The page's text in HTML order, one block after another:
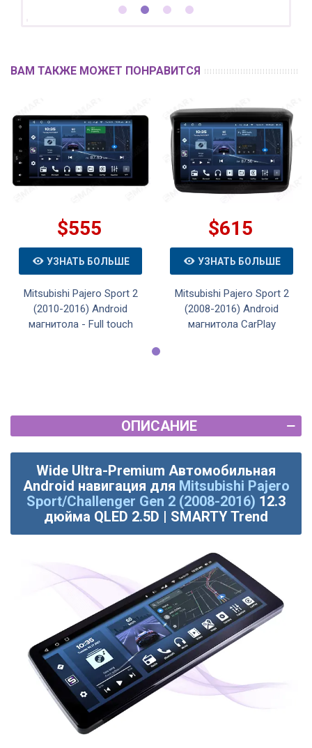
ВАМ ТАКЖЕ МОЖЕТ ПОНРАВИТСЯ
$555
УЗНАТЬ БОЛЬШЕ
Mitsubishi Pajero Sport 2
(2010-2016) Android
магнитола - Full touch
$615
УЗНАТЬ БОЛЬШЕ
Mitsubishi Pajero Sport 2
(2008-2016) Android
магнитола CarPlay
ОПИСАНИЕ
Wide Ultra-Premium Автомобильная
Android навигация для Mitsubishi Pajero
Sport/Challenger Gen 2 (2008-2016) 12.3
дюйма QLED 2.5D | SMARTY Trend